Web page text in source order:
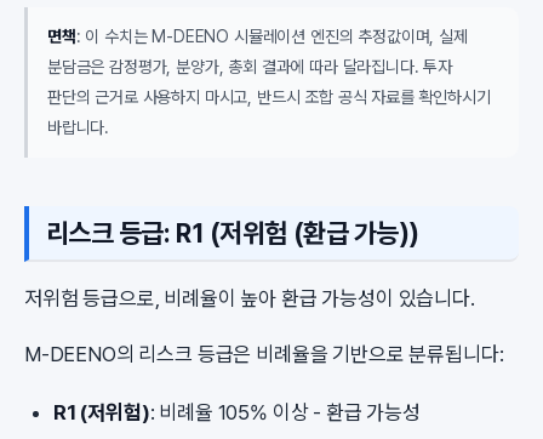
면책: 이 수치는 M-DEENO 시뮬레이션 엔진의 추정값이며, 실제
분담금은 감정평가, 분양가, 총회 결과에 따라 달라집니다. 투자
판단의 근거로 사용하지 마시고, 반드시 조합 공식 자료를 확인하시기
바랍니다.
리스크 등급: R1 (저위험 (환급 가능))
저위험 등급으로, 비례율이 높아 환급 가능성이 있습니다.
M-DEENO의 리스크 등급은 비례율을 기반으로 분류됩니다:
R1 (저위험): 비례율 105% 이상 - 환급 가능성